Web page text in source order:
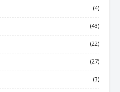
(4)
(43)
(22)
(27)
(3)